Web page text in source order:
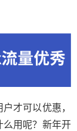
才可以优惠，
用呢？新年开